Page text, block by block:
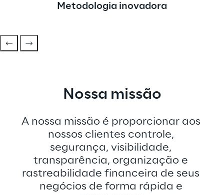
Metodologia inovadora
Nossa missão
A nossa missão é proporcionar aos
nossos clientes controle,
segurança, visibilidade,
transparência, organização e
rastreabilidade financeira de seus
negócios de forma rápida e